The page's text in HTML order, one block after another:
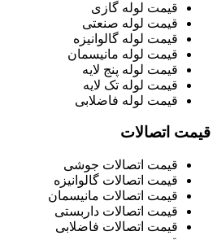
قیمت لوله گازی
قیمت لوله صنعتی
قیمت لوله گالوانیزه
قیمت لوله مانیسمان
قیمت لوله پنج لایه
قیمت لوله تک لایه
قیمت لوله فاضلابی
قیمت اتصالات
قیمت اتصالات جوشی
قیمت اتصالات گالوانیزه
قیمت اتصالات مانیسمان
قیمت اتصالات داربستی
قیمت اتصالات فاضلابی